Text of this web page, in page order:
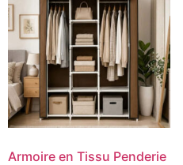
Armoire en Tissu Penderie